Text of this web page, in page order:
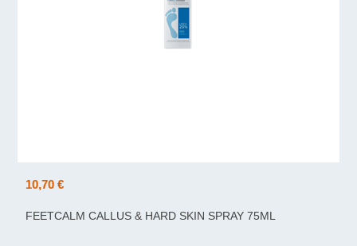
10,70 €
FEETCALM CALLUS & HARD SKIN SPRAY 75ML